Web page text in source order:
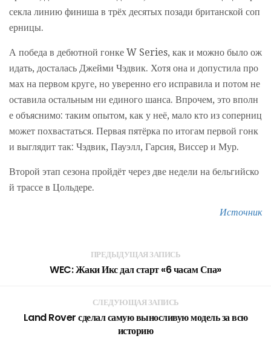
секла линию финиша в трёх десятых позади британской соп
ерницы.
А победа в дебютной гонке W Series, как и можно было ож
идать, досталась Джейми Чэдвик. Хотя она и допустила про
мах на первом круге, но уверенно его исправила и потом не
оставила остальным ни единого шанса. Впрочем, это вполн
е объяснимо: таким опытом, как у неё, мало кто из соперниц
может похвастаться. Первая пятёрка по итогам первой гонк
и выглядит так: Чэдвик, Пауэлл, Гарсия, Виссер и Мур.
Второй этап сезона пройдёт через две недели на бельгийско
й трассе в Цольдере.
Источник
ПРЕДЫДУЩАЯ ЗАПИСЬ
WEC: Жаки Икс дал старт «6 часам Спа»
СЛЕДУЮЩАЯ ЗАПИСЬ
Land Rover сделал самую выносливую модель за всю
историю